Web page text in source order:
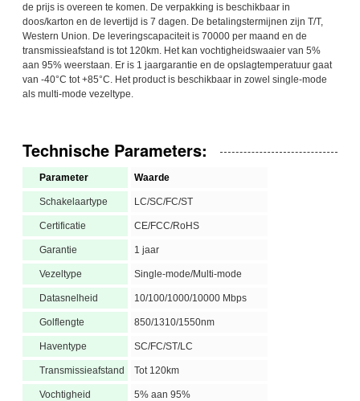
de prijs is overeen te komen. De verpakking is beschikbaar in
doos/karton en de levertijd is 7 dagen. De betalingstermijnen zijn T/T,
Western Union. De leveringscapaciteit is 70000 per maand en de
transmissieafstand is tot 120km. Het kan vochtigheidswaaier van 5%
aan 95% weerstaan. Er is 1 jaargarantie en de opslagtemperatuur gaat
van -40°C tot +85°C. Het product is beschikbaar in zowel single-mode
als multi-mode vezeltype.
Technische Parameters:
Parameter Waarde
Schakelaartype LC/SC/FC/ST
Certificatie CE/FCC/RoHS
Garantie 1 jaar
Vezeltype Single-mode/Multi-mode
Datasnelheid 10/100/1000/10000 Mbps
Golflengte 850/1310/1550nm
Haventype SC/FC/ST/LC
Transmissieafstand Tot 120km
Vochtigheid 5% aan 95%